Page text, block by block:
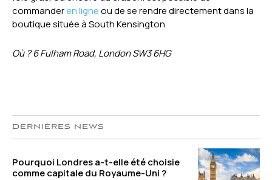
commanderen ligneou de se rendre directement dans la
boutique située à South Kensington.
Où ? 6 Fulham Road, London SW3 6HG
DERNIÈRES NEWS
Pourquoi Londres a-t-elle été choisie
comme capitale du Royaume-Uni ?